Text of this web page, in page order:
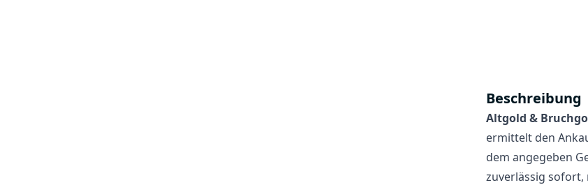
Beschreibung
Altgold &
ermittelt den
dem angegeben
zuverlässig sofort,